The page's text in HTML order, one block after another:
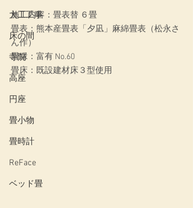
大工工事
床の間
寺院
高座
円座
畳小物
畳時計
ReFace
ベッド畳
施工内容：畳表替 ６畳
畳表：熊本産畳表「夕凪」麻綿畳表（松永さ
ん作）
畳縁：富有 No.60
畳床：既設建材床３型使用